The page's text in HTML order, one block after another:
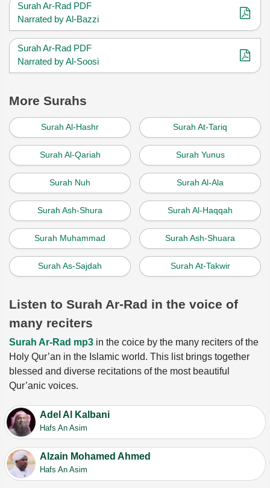
Surah Ar-Rad PDF
Narrated by Al-Bazzi
Surah Ar-Rad PDF
Narrated by Al-Soosi
More Surahs
Surah Al-Hashr Surah At-Tariq
Surah Al-Qariah Surah Yunus
Surah Nuh Surah Al-Ala
Surah Ash-Shura Surah Al-Haqqah
Surah Muhammad Surah Ash-Shuara
Surah As-Sajdah Surah At-Takwir
Listen to Surah Ar-Rad in the voice of
many reciters
Surah Ar-Rad mp3 in the coice by the many reciters of the
Holy Qur’an in the Islamic world. This list brings together
blessed and diverse recitations of the most beautiful
Qur’anic voices.
Adel Al Kalbani
Hafs An Asim
Alzain Mohamed Ahmed
Hafs An Asim